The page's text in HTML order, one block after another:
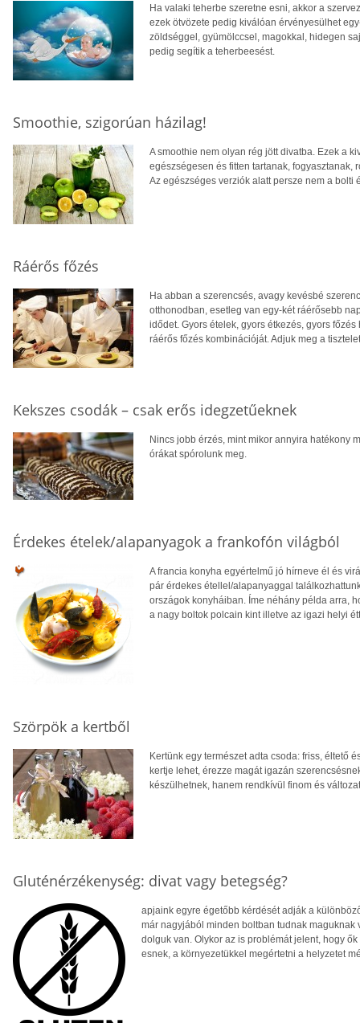
Ha valaki teherbe szeretne esni, akkor a
ezek ötvözete pedig kiválóan érvényesülhet
zöldséggel, gyümölccsel, magokkal, hidegen
pedig segítik a teherbeesést.
Smoothie, szigorúan házilag!
A smoothie nem olyan rég jött divatba. Ezek a
egészségesen és fitten tartanak, fogyasztanak,
Az egészséges verziók alatt persze nem a bolti
Ráérős főzés
Ha abban a szerencsés, avagy kevésbé
otthonodban, esetleg van egy-két ráérősebb
idődet. Gyors ételek, gyors étkezés, gyors
ráérős főzés kombinációját. Adjuk meg a
Kekszes csodák – csak erős idegzetűeknek
Nincs jobb érzés, mint mikor annyira hatékony
órákat spórolunk meg.
Érdekes ételek/alapanyagok a frankofón világból
A francia konyha egyértelmű jó hírneve él és
pár érdekes étellel/alapanyaggal
országok konyháiban. Íme néhány példa arra,
a nagy boltok polcain kint illetve az igazi helyi
Szörpök a kertből
Kertünk egy természet adta csoda: friss, éltető
kertje lehet, érezze magát igazán
készülhetnek, hanem rendkívül finom és
Gluténérzékenység: divat vagy betegség?
apjaink egyre égetőbb kérdését adják a
már nagyjából minden boltban tudnak
dolguk van. Olykor az is problémát jelent, hogy
esnek, a környezetükkel megértetni a helyzetet